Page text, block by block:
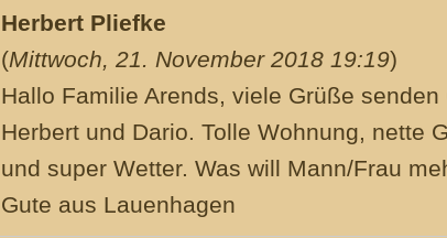
Herbert Pliefke
(Mittwoch, 21. November 2018 19:19)
Hallo Familie Arends, viele Grüße senden
Herbert und Dario. Tolle Wohnung, nette
und super Wetter. Was will Mann/Frau
Gute aus Lauenhagen